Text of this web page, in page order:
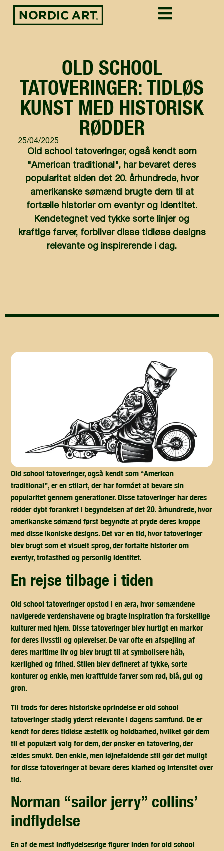
OLD SCHOOL
TATOVERINGER: TIDLØS
KUNST MED HISTORISK
RØDDER
25/04/2025
Old school tatoveringer, også kendt som
"American traditional", har bevaret deres
popularitet siden det 20. århundrede, hvor
amerikanske sømænd brugte dem til at
fortælle historier om eventyr og identitet.
Kendetegnet ved tykke sorte linjer og
kraftige farver, forbliver disse tidløse designs
relevante og inspirerende i dag.
Old school tatoveringer, også kendt som “American
traditional”, er en stilart, der har formået at bevare sin
popularitet gennem generationer. Disse tatoveringer har deres
rødder dybt forankret i begyndelsen af det 20. århundrede, hvor
amerikanske sømænd først begyndte at pryde deres kroppe
med disse ikoniske designs. Det var en tid, hvor tatoveringer
blev brugt som et visuelt sprog, der fortalte historier om
eventyr, trofasthed og personlig identitet.
en rejse tilbage i tiden
Old school tatoveringer opstod i en æra, hvor sømændene
navigerede verdenshavene og bragte inspiration fra forskellige
kulturer med hjem. Disse tatoveringer blev hurtigt en markør
for deres livsstil og oplevelser. De var ofte en afspejling af
deres maritime liv og blev brugt til at symbolisere håb,
kærlighed og frihed. Stilen blev defineret af tykke, sorte
konturer og enkle, men kraftfulde farver som rød, blå, gul og
grøn.
Til trods for deres historiske oprindelse er old school
tatoveringer stadig yderst relevante i dagens samfund. De er
kendt for deres tidløse æstetik og holdbarhed, hvilket gør dem
til et populært valg for dem, der ønsker en tatovering, der
ældes smukt. Den enkle, men iøjnefaldende stil gør det muligt
for disse tatoveringer at bevare deres klarhed og intensitet over
tid.
norman “sailor jerry” collins’
indflydelse
En af de mest indflydelsesrige figurer inden for old school